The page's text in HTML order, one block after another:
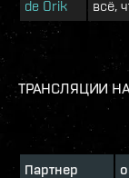
de Orik
всё,
ТРАНСЛЯЦИИ
Партнер